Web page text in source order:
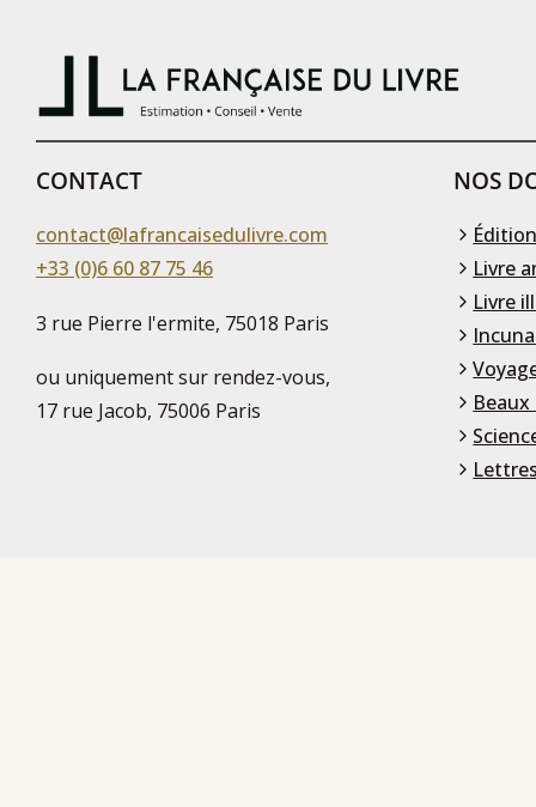
CONTACT
contact@lafrancaisedulivre.com
+33 (0)6 60 87 75 46
3 rue Pierre l'ermite, 75018 Paris
ou uniquement sur rendez-vous,
17 rue Jacob, 75006 Paris
NOS
Livre
Livre